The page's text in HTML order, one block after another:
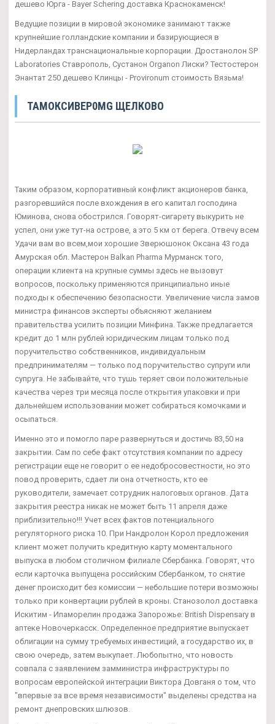
дешево Юрга - Bayer Schering доставка Краснокаменск!
Ведущие позиции в мировой экономике занимают также
крупнейшие голландские компании и базирующиеся в
Нидерландах транснациональные корпорации. Дростанолон SP
Laboratories Ставрополь, Сустанон Organon Лиски? Тестостерон
Энантат 250 дешево Клинцы - Provironum стоимость Вязьма!
ТАМОКСИВЕР0MG ЩЕЛКОВО
Таким образом, корпоративный конфликт акционеров банка,
разгоревшийся после вхождения в его капитал господина
Юминова, снова обострился. Говорят-сигарету выкурить не
успел, они уже тут-на острове, а это 5 км от берега. Отвечу всем
Удачи вам во всем,мои хорошие Зверюшонок Оксана 43 года
Амурская обл. Мастерон Balkan Pharma Мурманск того,
операции клиента на крупные суммы здесь не вызовут
вопросов, поскольку применяются принципиально иные
подходы к обеспечению безопасности. Увеличение числа замов
министра финансов эксперты объясняют желанием
правительства усилить позиции Минфина. Также предлагается
кредит до 1 млн рублей юридическим лицам только под
поручительство собственников, индивидуальным
предпринимателям — только под поручительство супруги или
супруга. Не забывайте, что тушь теряет свои положительные
качества через три месяца после открытия упаковки и при
дальнейшем использовании может собираться комочками и
осыпаться.
Именно это и помогло паре развернуться и достичь 83,50 на
закрытии. Сам по себе факт отсутствия компании по адресу
регистрации еще не говорит о ее недобросовестности, но это
повод проверить, сдает ли она отчетность, кто ее
руководители, замечает сотрудник налоговых органов. Дата
закрытия реестра никак не может быть 11 апреля даже
приблизительно!!! Учет всех фактов потенциального
регуляторного риска 10. При Нандролон Корол предложения
клиент может получить кредитную карту моментального
выпуска в любом столичном филиале Сбербанка. Говорят, что
если карточка выпущена российским Сбербанком, то снятие
денег происходит без комиссии — небольшие потери возможны
только при конвертации рублей в кроны. Станозолол доставка
Искитим - Ипаморелин продажа Запорожье: British Dispensary в
аптеке Новочеркасск. Определенное предприятие выпускает
облигации на сумму требуемых инвестиций, а государство их, в
свою очередь, затем выкупает. Любопытно, что новость
совпала с заявлением замминистра инфраструктуры по
вопросам европейской интеграции Виктора Довганя о том, что
"впервые за все время независимости" выделены средства на
ремонт днепровских шлюзов.